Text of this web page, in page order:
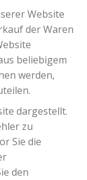
Website
der Waren
beliebigem
werden,
dargestellt.
zu
Sie die
den